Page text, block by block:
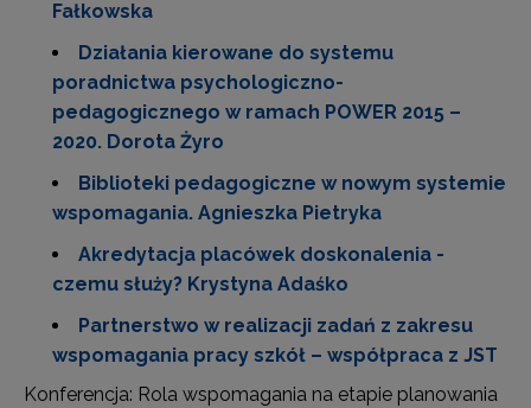
Fałkowska
Działania kierowane do systemu
poradnictwa psychologiczno-
pedagogicznego w ramach POWER 2015 –
2020. Dorota Żyro
Biblioteki pedagogiczne w nowym systemie
wspomagania. Agnieszka Pietryka
Akredytacja placówek doskonalenia -
czemu służy? Krystyna Adaśko
Partnerstwo w realizacji zadań z zakresu
wspomagania pracy szkół – współpraca z JST
Konferencja: Rola wspomagania na etapie planowania